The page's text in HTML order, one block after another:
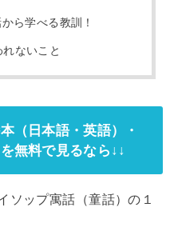
ら学べる教訓！
れないこと
（日本語・英語）・
無料で見るなら↓↓
ソップ寓話（童話）の１